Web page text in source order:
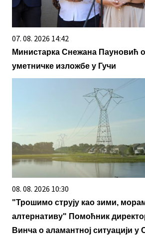
07. 08. 2026 14:42
Министарка Снежана Пауновић
уметничке изложбе у Гучи
08. 08. 2026 10:30
"Трошимо струју као зими,
алтернативу" Помоћник
Винча о аламантној ситуацији у